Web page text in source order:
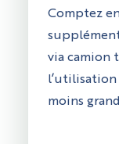
Comptez
via camion
l’utilisation
moins